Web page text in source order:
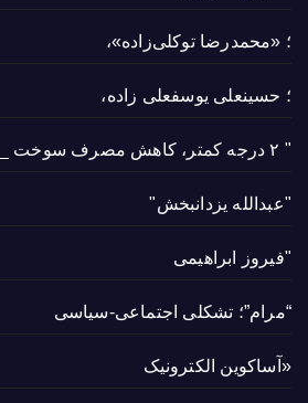
؛ «محمدرضا توکلی‌زاده»،
؛ حسینعلی یوسفعلی زاده،
" ۲ درجه کمتر، کاهش مصرف سوخت _ هوای سالم تر"
"عبدالله یزدانبخش"
"فیروز ابراهیمی
“مرام”؛ تشکلی اجتماعی-سیاسی
«آساکوین الکترونیک